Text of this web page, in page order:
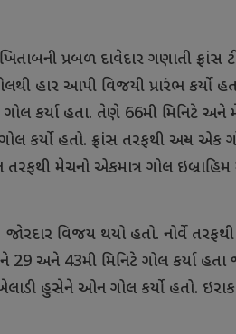
ખિતાબની પ્રબળ દાવેદાર ગણાતી
હાર આપી વિજયી પ્રારંભ કર્યો હતો.
કર્યા હતા. તેણે 66મી મિનિટે અને
કર્યો હતો. ફ્રાંસ તરફથી અન્ય એક
મેચનો એકમાત્ર ગોલ
વિજય થયો હતો. નોર્વે
29 અને 43મી મિનિટે ગોલ કર્યા હતા
હુસેને ઓન ગોલ કર્યો હતો.